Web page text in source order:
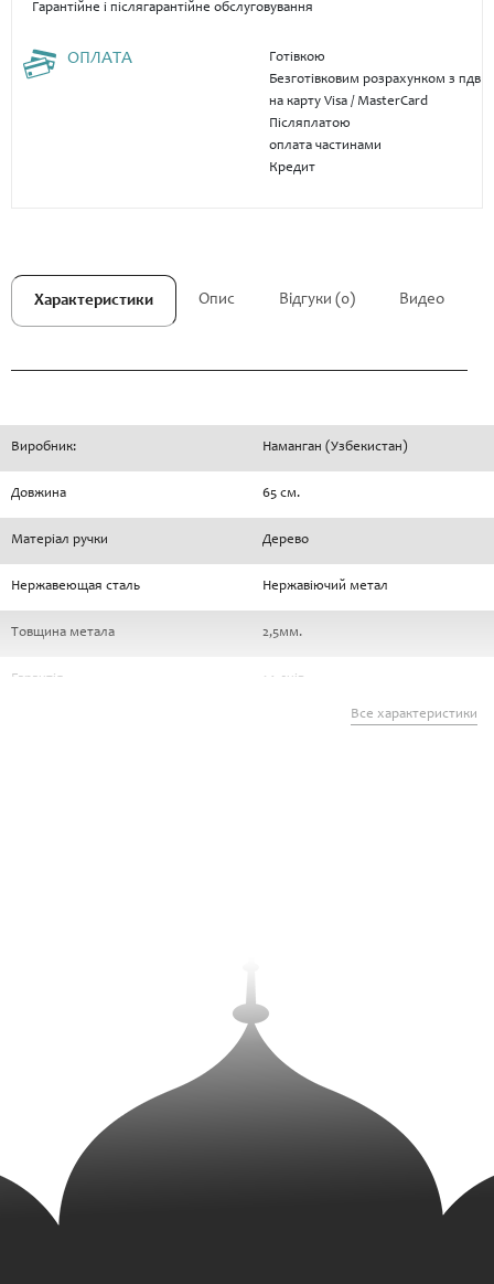
Гарантійне і післягарантійне обслуговування
ОПЛАТА
Готівкою
Безготівковим розрахунком з пдв
на карту Visa / MasterCard
Післяплатою
оплата частинами
Кредит
Характеристики Опис Відгуки (0) Видео
Виробник: Наманган (Узбекистан)
Довжина 65 см.
Матеріал ручки Дерево
Нержавеющая сталь Нержавіючий метал
Товщина метала 2,5мм.
Гарантія 14 днів
Все характеристики